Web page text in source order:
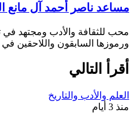
مساعد ناصر أحمد آل مانع
محب للثقافة والأدب ومجتهد في
ورموزها السابقون واللاحقين في
أقرأ التالي
العلم والأدب والتاريخ
منذ 3 أيام